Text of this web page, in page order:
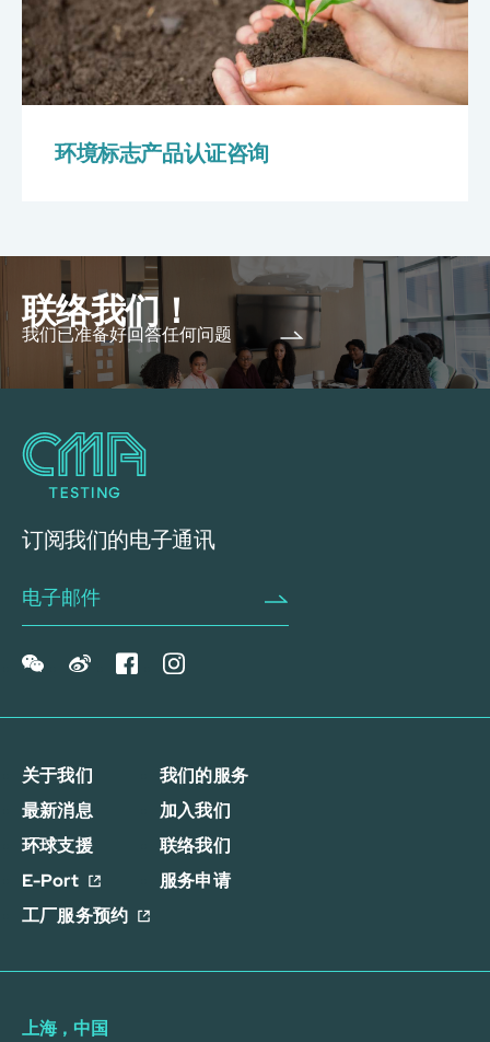
环境标志产品认证咨询
联络我们！
我们已准备好回答任何问题
订阅我们的电子通讯
关于我们
我们的服务
最新消息
加入我们
环球支援
联络我们
E-Port
服务申请
工厂服务预约
上海，中国